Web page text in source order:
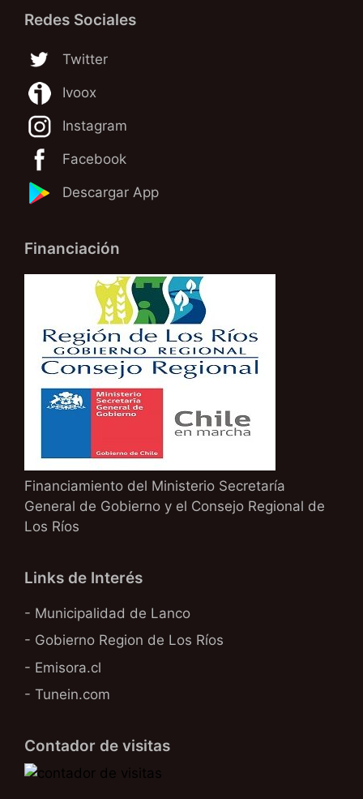
Redes Sociales
Twitter
Ivoox
Instagram
Facebook
Descargar App
Financiación
Financiamiento del Ministerio Secretaría
General de Gobierno y el Consejo Regional de
Los Ríos
Links de Interés
- Municipalidad de Lanco
- Gobierno Region de Los Ríos
- Emisora.cl
- Tunein.com
Contador de visitas